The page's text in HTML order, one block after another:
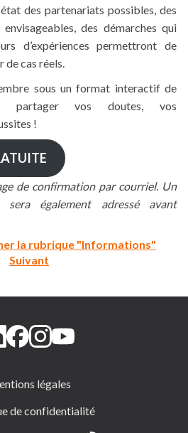
des partenariats possibles, des
des démarches qui
d’expériences permettront de
de cas réels.
sous un format interactif de
partager vos doutes, vos
!
de confirmation par courriel. Un
également adressé avant
la rubrique "Informations"
Suivant
légales
de confidentialité